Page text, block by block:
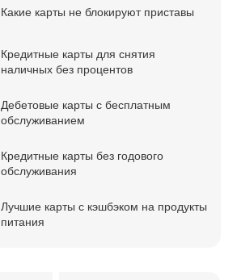
Какие карты не блокируют приставы
Кредитные карты для снятия
наличных без процентов
Дебетовые карты с бесплатным
обслуживанием
Кредитные карты без годового
обслуживания
Лучшие карты с кэшбэком на продукты
питания